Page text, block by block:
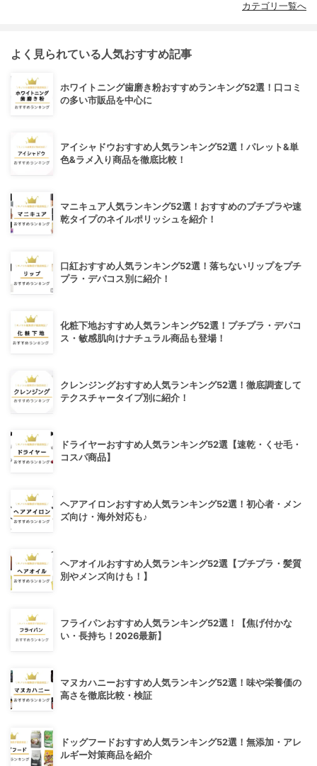
カテゴリ一覧へ
よく見られている人気おすすめ記事
ホワイトニング歯磨き粉おすすめランキング52選！口コミ
の多い市販品を中心に
アイシャドウおすすめ人気ランキング52選！パレット&単
色&ラメ入り商品を徹底比較！
マニキュア人気ランキング52選！おすすめのプチプラや速
乾タイプのネイルポリッシュを紹介！
口紅おすすめ人気ランキング52選！落ちないリップをプチ
プラ・デパコス別に紹介！
化粧下地おすすめ人気ランキング52選！プチプラ・デパコ
ス・敏感肌向けナチュラル商品も登場！
クレンジングおすすめ人気ランキング52選！徹底調査して
テクスチャータイプ別に紹介！
ドライヤーおすすめ人気ランキング52選【速乾・くせ毛・
コスパ商品】
ヘアアイロンおすすめ人気ランキング52選！初心者・メン
ズ向け・海外対応も♪
ヘアオイルおすすめ人気ランキング52選【プチプラ・髪質
別やメンズ向けも！】
フライパンおすすめ人気ランキング52選！【焦げ付かな
い・長持ち！2026最新】
マヌカハニーおすすめ人気ランキング52選！味や栄養価の
高さを徹底比較・検証
ドッグフードおすすめ人気ランキング52選！無添加・アレ
ルギー対策商品を紹介